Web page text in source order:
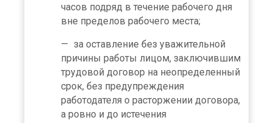
часов подряд в течение рабочего дня
вне пределов рабочего места;
за оставление без уважительной
причины работы лицом, заключившим
трудовой договор на неопределенный
срок, без предупреждения
работодателя о расторжении договора,
а ровно и до истечения